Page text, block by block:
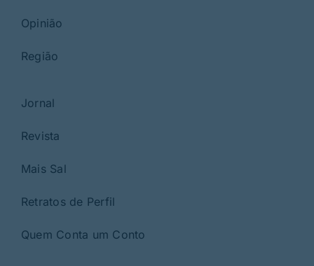
Opinião
Região
Jornal
Revista
Mais Sal
Retratos de Perfil
Quem Conta um Conto